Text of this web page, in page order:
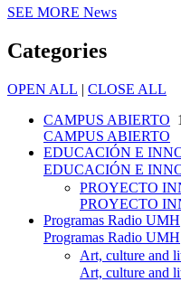
SEE MORE News
Categories
OPEN ALL | CLOSE ALL
CAMPUS ABIERTO 1
CAMPUS ABIERTO
EDUCACIÓN E
EDUCACIÓN E
PROYECTO
PROYECTO
Programas Radio UMH
Programas Radio UMH
Art, culture and
Art, culture and